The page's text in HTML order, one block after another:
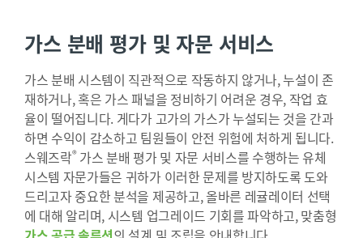
가스 분배 평가 및 자문 서비스
가스 분배 시스템이 직관적으로 작동하지 않거나, 누설이 존
재하거나, 혹은 가스 패널을 정비하기 어려운 경우, 작업 효
율이 떨어집니다. 게다가 고가의 가스가 누설되는 것을 간과
하면 수익이 감소하고 팀원들이 안전 위험에 처하게 됩니다.
스웨즈락®가스 분배 평가 및 자문 서비스를 수행하는 유체
시스템 자문가들은 귀하가 이러한 문제를 방지하도록 도와
드리고자 중요한 분석을 제공하고, 올바른 레귤레이터 선택
에 대해 알리며, 시스템 업그레이드 기회를 파악하고, 맞춤형